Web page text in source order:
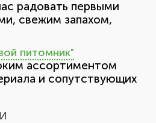
радовать первыми
свежим запахом,
питомник"
ассортиментом
и сопутствующих